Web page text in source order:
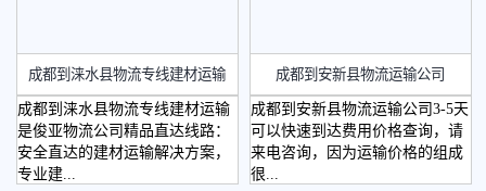
成都到涞水县物流专线建材运输
成都到涞水县物流专线建材运输
是俊亚物流公司精品直达线路：
安全直达的建材运输解决方案，
专业建...
成都到安新县物流运输公司
成都到安新县物流运输公司3-5天
可以快速到达费用价格查询，请
来电咨询，因为运输价格的组成
很...